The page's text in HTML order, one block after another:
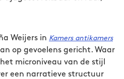
Weijers in Kamers antikamers
op gevoelens gericht. Waar
microniveau van de stijl
een narratieve structuur